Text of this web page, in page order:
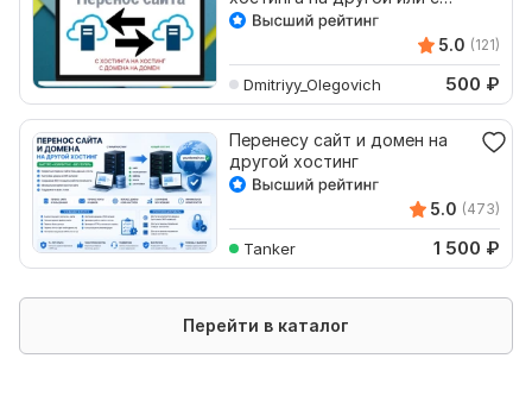
домена на новый домен
5.0 (121)
Dmitriyy_Olegovich 500 ₽
Перенесу сайт и домен на
другой хостинг
5.0 (473)
Tanker 1 500 ₽
Перейти в каталог